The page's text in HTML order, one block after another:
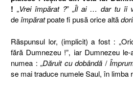
! „Vrei împărat ?” „Îl ai … dar tu îi
de împăratpoate fi pusă orice altă
Răspunsul lor, (implicit) a fost :
fără Dumnezeu !”, iar Dumnezeu
numea : „Dăruit cu dobândă /
se mai traduce numele Saul, în limba